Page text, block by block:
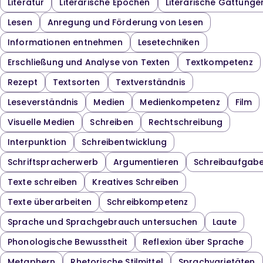
Literatur Literarische Epochen
Literarische
Lesen
Anregung und Förderung von Lesen
Informationen entnehmen
Lesetechniken
Erschließung und Analyse von Texten
Textkompetenz
Rezept
Textsorten
Textverständnis
Leseverständnis
Medien Medienkompetenz
Film
Visuelle Medien
Schreiben
Rechtschreibung
Interpunktion
Schreibentwicklung
Schriftspracherwerb
Argumentieren
Texte schreiben
Kreatives Schreiben
Texte überarbeiten
Schreibkompetenz
Sprache und Sprachgebrauch untersuchen
Laute
Phonologische Bewusstheit
Reflexion über Sprache